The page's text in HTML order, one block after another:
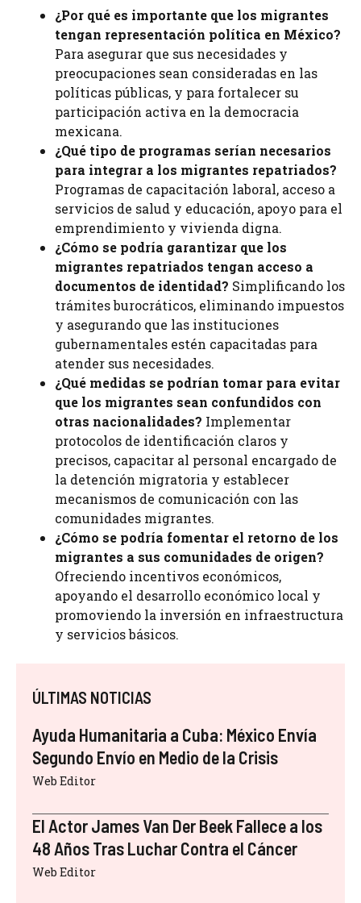
¿Por qué es importante que los migrantes
tengan representación política en México?
Para asegurar que sus necesidades y
preocupaciones sean consideradas en las
políticas públicas, y para fortalecer su
participación activa en la democracia
mexicana.
¿Qué tipo de programas serían necesarios
para integrar a los migrantes repatriados?
Programas de capacitación laboral, acceso a
servicios de salud y educación, apoyo para el
emprendimiento y vivienda digna.
¿Cómo se podría garantizar que los
migrantes repatriados tengan acceso a
documentos de identidad? Simplificando los
trámites burocráticos, eliminando impuestos
y asegurando que las instituciones
gubernamentales estén capacitadas para
atender sus necesidades.
¿Qué medidas se podrían tomar para evitar
que los migrantes sean confundidos con
otras nacionalidades? Implementar
protocolos de identificación claros y
precisos, capacitar al personal encargado de
la detención migratoria y establecer
mecanismos de comunicación con las
comunidades migrantes.
¿Cómo se podría fomentar el retorno de los
migrantes a sus comunidades de origen?
Ofreciendo incentivos económicos,
apoyando el desarrollo económico local y
promoviendo la inversión en infraestructura
y servicios básicos.
ÚLTIMAS NOTICIAS
Ayuda Humanitaria a Cuba: México Envía
Segundo Envío en Medio de la Crisis
Web Editor
El Actor James Van Der Beek Fallece a los
48 Años Tras Luchar Contra el Cáncer
Web Editor